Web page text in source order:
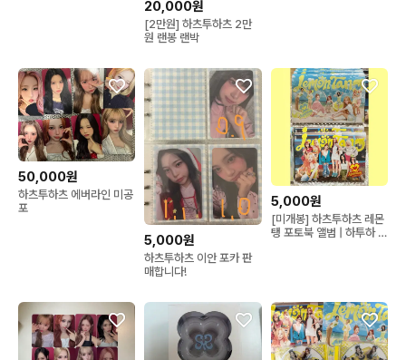
20,000원
[2만원] 하츠투하츠 2만
원 랜봉 랜박
50,000원
하츠투하츠 에버라인 미공
포
5,000원
하츠투하츠 이안 포카 판
매합니다!
5,000원
[미개봉] 하츠투하츠 레몬
탱 포토북 앨범 | 하투하 하